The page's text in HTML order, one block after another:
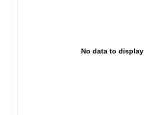
No data to display